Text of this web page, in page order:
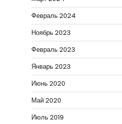
Февраль 2024
Ноябрь 2023
Февраль 2023
Январь 2023
Июнь 2020
Май 2020
Июль 2019